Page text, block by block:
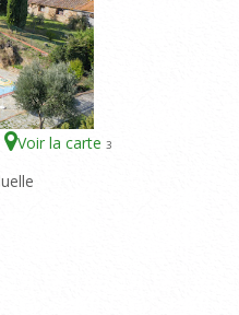
Voir la carte 3